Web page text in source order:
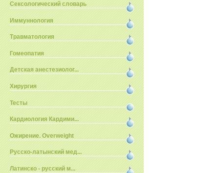
Сексологический словарь
Иммуннология
Травматология
Гомеопатия
Детская анестезиолог...
Хирургия
Тесты
Кардиология Кардими...
Ожирение. Overweight
Русско-латынский мед...
Латинско - русский м...